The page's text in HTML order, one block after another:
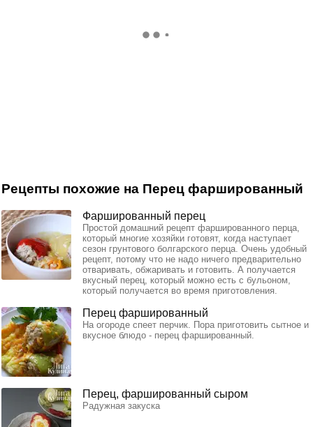
Рецепты похожие на Перец фаршированный
Фаршированный перец
Простой домашний рецепт фаршированного перца,
который многие хозяйки готовят, когда наступает
сезон грунтового болгарского перца. Очень удобный
рецепт, потому что не надо ничего предварительно
отваривать, обжаривать и готовить. А получается
вкусный перец, который можно есть с бульоном,
который получается во время приготовления.
Перец фаршированный
На огороде спеет перчик. Пора приготовить сытное и
вкусное блюдо - перец фаршированный.
Перец, фаршированный сыром
Радужная закуска